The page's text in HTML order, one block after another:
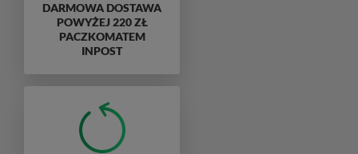
DARMOWA DOSTAWA
POWYŻEJ 220 ZŁ
PACZKOMATEM
INPOST